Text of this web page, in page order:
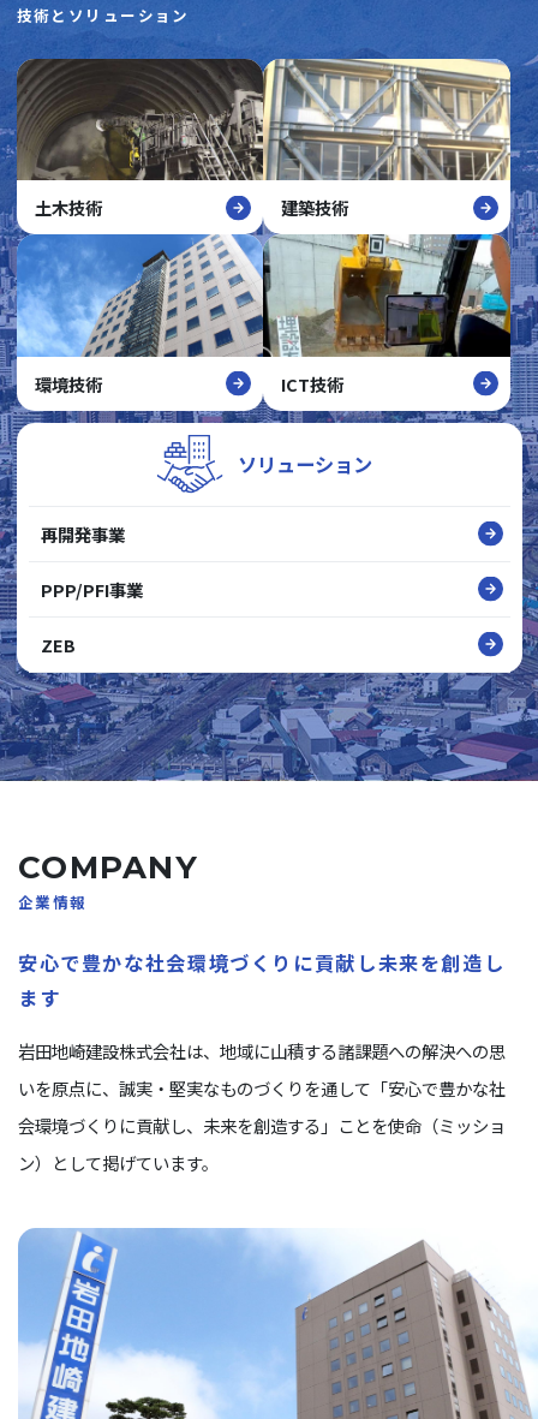
技術とソリューション
土木技術 建築技術
環境技術 ICT技術
ソリューション
再開発事業
PPP/PFI事業
ZEB
COMPANY
企業情報
安心で豊かな社会環境づくりに貢献し未来を創造し
ます
岩田地崎建設株式会社は、地域に山積する諸課題への解決への思
いを原点に、誠実・堅実なものづくりを通して「安心で豊かな社
会環境づくりに貢献し、未来を創造する」ことを使命（ミッショ
ン）として掲げています。